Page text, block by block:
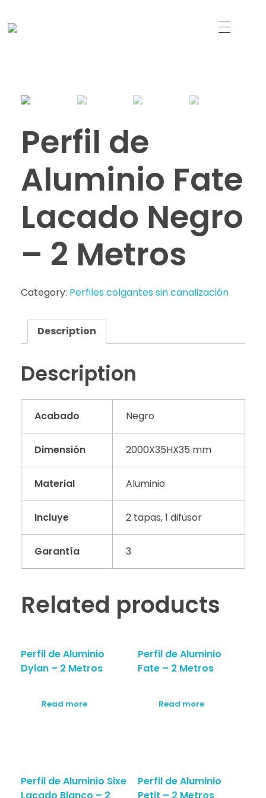
Perfil de
Aluminio Fate
Lacado Negro
– 2 Metros
Category: Perfiles colgantes sin canalización
Description
Description
Acabado Negro
Dimensión 2000X35HX35 mm
Material Aluminio
Incluye 2 tapas, 1 difusor
Garantía 3
Related products
Perfil de Aluminio
Dylan – 2 Metros
Read more
Perfil de Aluminio
Fate – 2 Metros
Read more
Perfil de Aluminio Sixe
Lacado Blanco – 2
Perfil de Aluminio
Petit – 2 Metros